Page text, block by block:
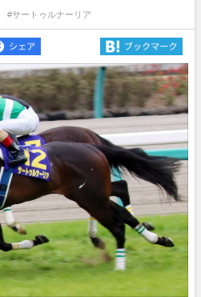
#サートゥルナーリア